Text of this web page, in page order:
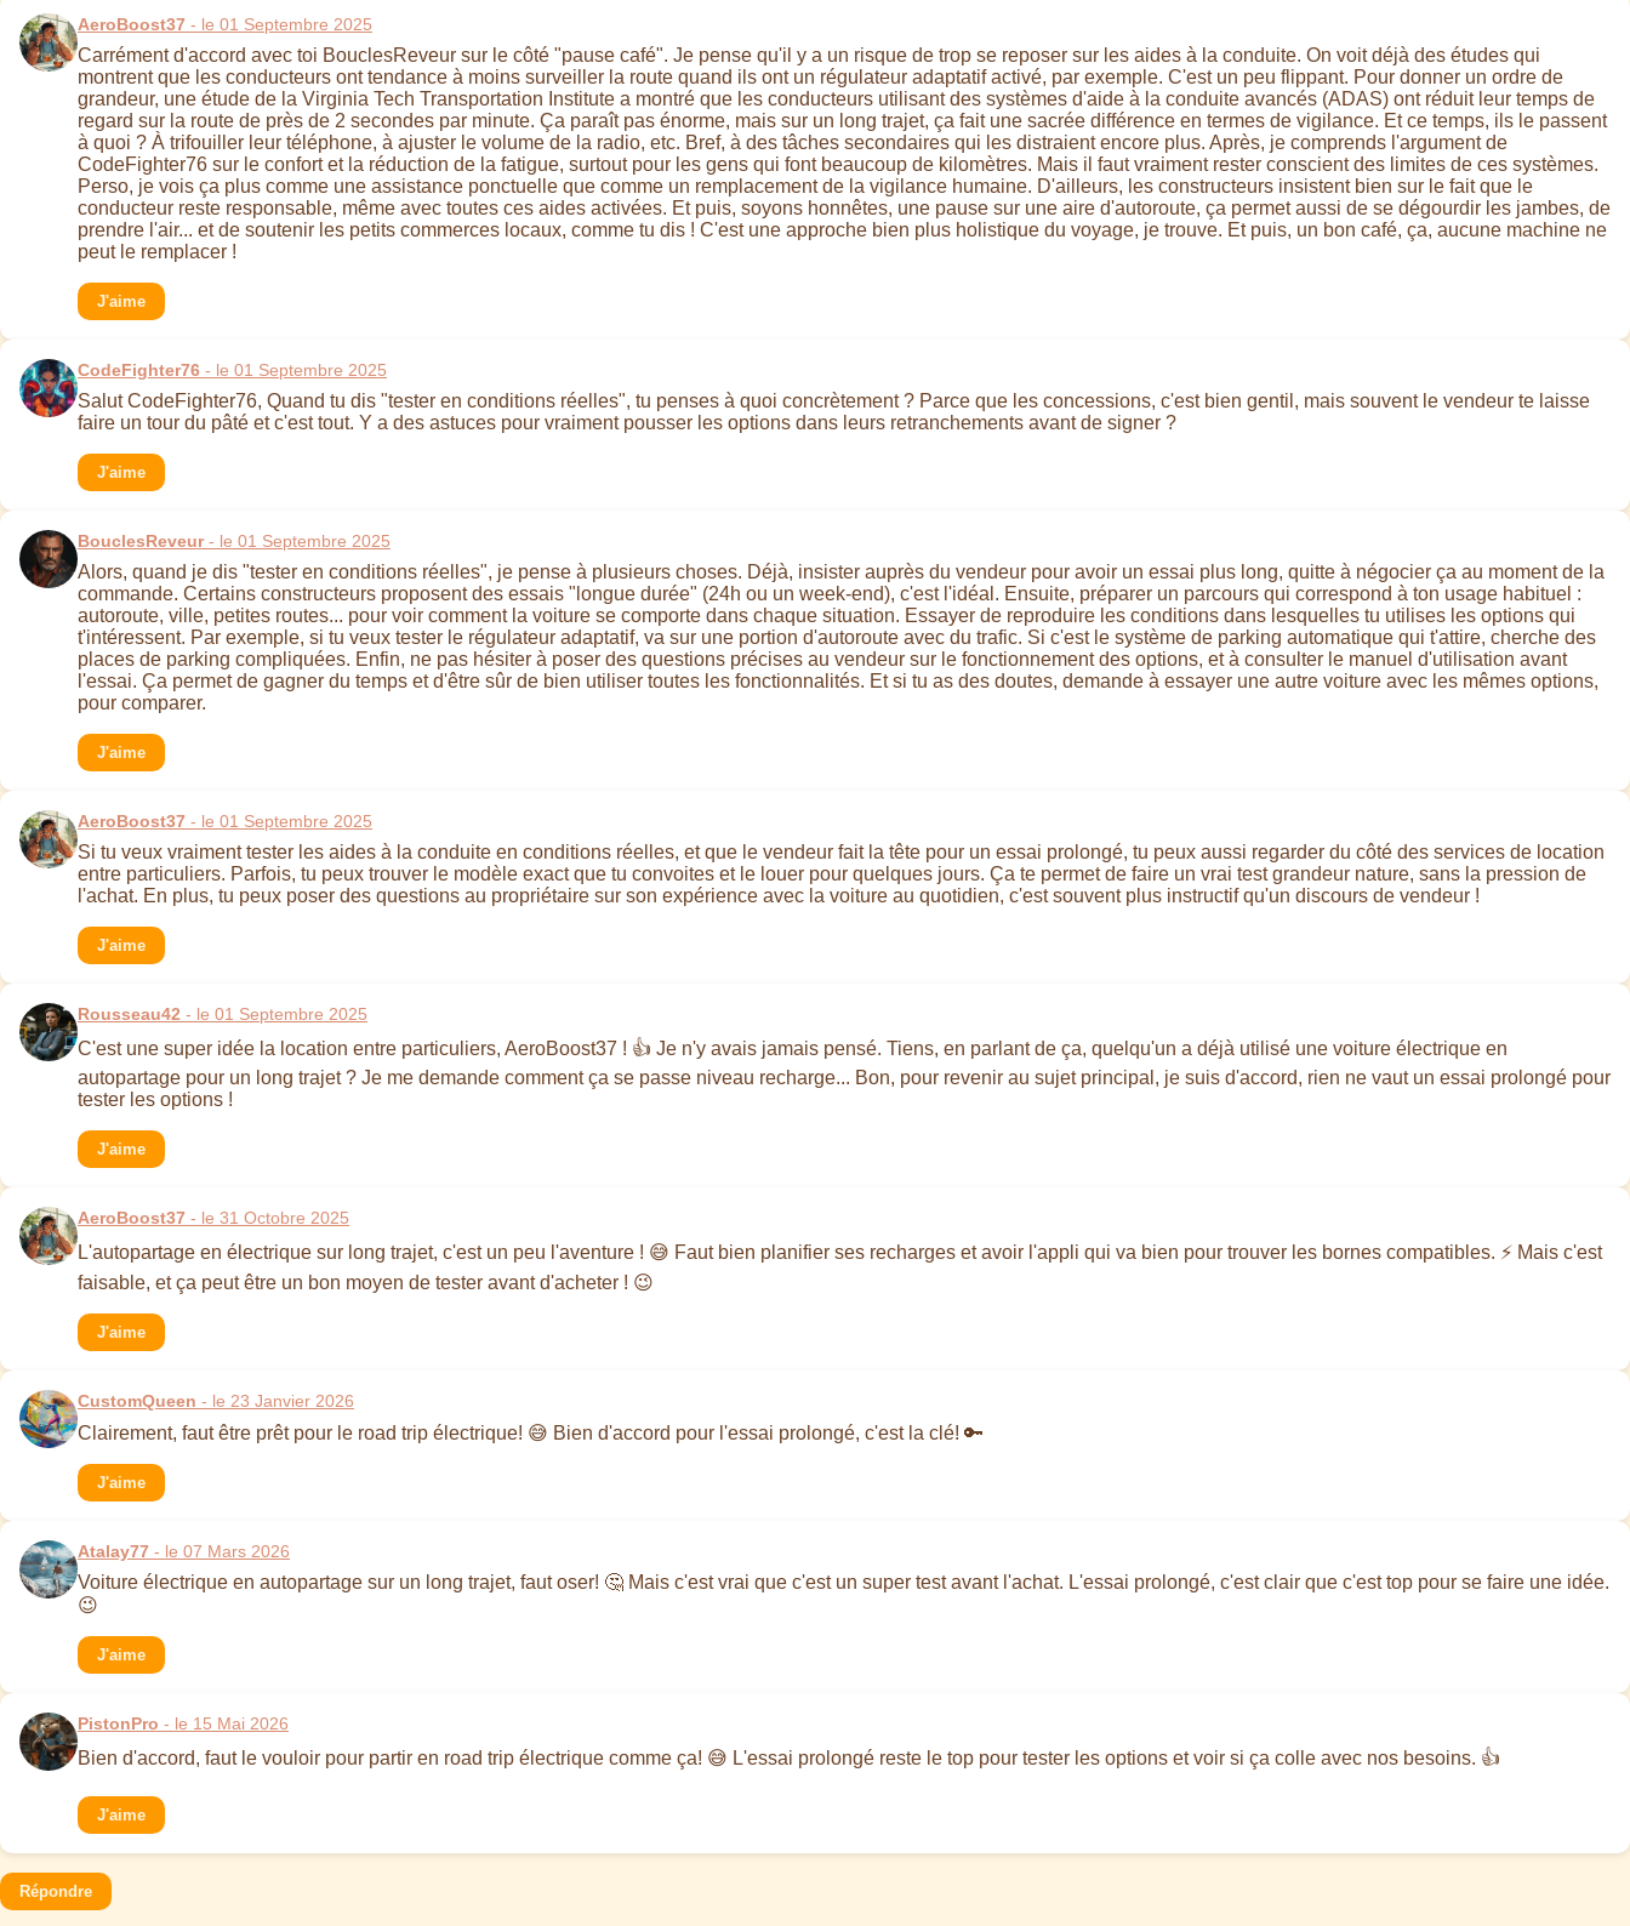
AeroBoost37 - le 01 Septembre 2025
Carrément d'accord avec toi BouclesReveur sur le côté "pause café". Je pense qu'il y a un risque de trop se reposer sur les aides à la conduite. On voit déjà des études qui
montrent que les conducteurs ont tendance à moins surveiller la route quand ils ont un régulateur adaptatif activé, par exemple. C'est un peu flippant. Pour donner un ordre de
grandeur, une étude de la Virginia Tech Transportation Institute a montré que les conducteurs utilisant des systèmes d'aide à la conduite avancés (ADAS) ont réduit leur temps de
regard sur la route de près de 2 secondes par minute. Ça paraît pas énorme, mais sur un long trajet, ça fait une sacrée différence en termes de vigilance. Et ce temps, ils le passent
à quoi ? À trifouiller leur téléphone, à ajuster le volume de la radio, etc. Bref, à des tâches secondaires qui les distraient encore plus. Après, je comprends l'argument de
CodeFighter76 sur le confort et la réduction de la fatigue, surtout pour les gens qui font beaucoup de kilomètres. Mais il faut vraiment rester conscient des limites de ces systèmes.
Perso, je vois ça plus comme une assistance ponctuelle que comme un remplacement de la vigilance humaine. D'ailleurs, les constructeurs insistent bien sur le fait que le
conducteur reste responsable, même avec toutes ces aides activées. Et puis, soyons honnêtes, une pause sur une aire d'autoroute, ça permet aussi de se dégourdir les jambes, de
prendre l'air... et de soutenir les petits commerces locaux, comme tu dis ! C'est une approche bien plus holistique du voyage, je trouve. Et puis, un bon café, ça, aucune machine ne
peut le remplacer !
J'aime
CodeFighter76 - le 01 Septembre 2025
Salut CodeFighter76, Quand tu dis "tester en conditions réelles", tu penses à quoi concrètement ? Parce que les concessions, c'est bien gentil, mais souvent le vendeur te laisse
faire un tour du pâté et c'est tout. Y a des astuces pour vraiment pousser les options dans leurs retranchements avant de signer ?
J'aime
BouclesReveur- le 01 Septembre 2025
Alors, quand je dis "tester en conditions réelles", je pense à plusieurs choses. Déjà, insister auprès du vendeur pour avoir un essai plus long, quitte à négocier ça au moment de la
commande. Certains constructeurs proposent des essais "longue durée" (24h ou un week-end), c'est l'idéal. Ensuite, préparer un parcours qui correspond à ton usage habituel :
autoroute, ville, petites routes... pour voir comment la voiture se comporte dans chaque situation. Essayer de reproduire les conditions dans lesquelles tu utilises les options qui
t'intéressent. Par exemple, si tu veux tester le régulateur adaptatif, va sur une portion d'autoroute avec du trafic. Si c'est le système de parking automatique qui t'attire, cherche des
places de parking compliquées. Enfin, ne pas hésiter à poser des questions précises au vendeur sur le fonctionnement des options, et à consulter le manuel d'utilisation avant
l'essai. Ça permet de gagner du temps et d'être sûr de bien utiliser toutes les fonctionnalités. Et si tu as des doutes, demande à essayer une autre voiture avec les mêmes options,
pour comparer.
J'aime
AeroBoost37 - le 01 Septembre 2025
Si tu veux vraiment tester les aides à la conduite en conditions réelles, et que le vendeur fait la tête pour un essai prolongé, tu peux aussi regarder du côté des services de location
entre particuliers. Parfois, tu peux trouver le modèle exact que tu convoites et le louer pour quelques jours. Ça te permet de faire un vrai test grandeur nature, sans la pression de
l'achat. En plus, tu peux poser des questions au propriétaire sur son expérience avec la voiture au quotidien, c'est souvent plus instructif qu'un discours de vendeur !
J'aime
Rousseau42 - le 01 Septembre 2025
C'est une super idée la location entre particuliers, AeroBoost37 ! 👍 Je n'y avais jamais pensé. Tiens, en parlant de ça, quelqu'un a déjà utilisé une voiture électrique en
autopartage pour un long trajet ? Je me demande comment ça se passe niveau recharge... Bon, pour revenir au sujet principal, je suis d'accord, rien ne vaut un essai prolongé pour
tester les options !
J'aime
AeroBoost37 - le 31 Octobre 2025
L'autopartage en électrique sur long trajet, c'est un peu l'aventure ! 😅 Faut bien planifier ses recharges et avoir l'appli qui va bien pour trouver les bornes compatibles. ⚡️ Mais c'est
faisable, et ça peut être un bon moyen de tester avant d'acheter ! 😉
J'aime
CustomQueen - le 23 Janvier 2026
Clairement, faut être prêt pour le road trip électrique! 😅 Bien d'accord pour l'essai prolongé, c'est la clé! 🔑
J'aime
Atalay77 - le 07 Mars 2026
Voiture électrique en autopartage sur un long trajet, faut oser! 🤔 Mais c'est vrai que c'est un super test avant l'achat. L'essai prolongé, c'est clair que c'est top pour se faire une idée.
😉
J'aime
PistonPro - le 15 Mai 2026
Bien d'accord, faut le vouloir pour partir en road trip électrique comme ça! 😅 L'essai prolongé reste le top pour tester les options et voir si ça colle avec nos besoins. 👍
J'aime
Répondre